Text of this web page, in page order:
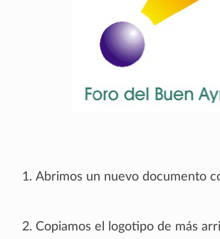
Abrimos un nuevo documento
Copiamos el logotipo de más